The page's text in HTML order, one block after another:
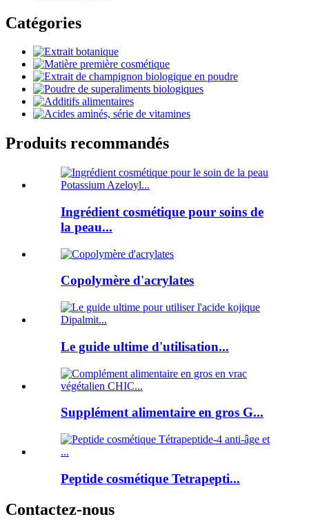
Catégories
Produits recommandés
Ingrédient cosmétique pour soins de
la peau...
Copolymère d'acrylates
Le guide ultime d'utilisation...
Supplément alimentaire en gros G...
Peptide cosmétique Tetrapepti...
Contactez-nous